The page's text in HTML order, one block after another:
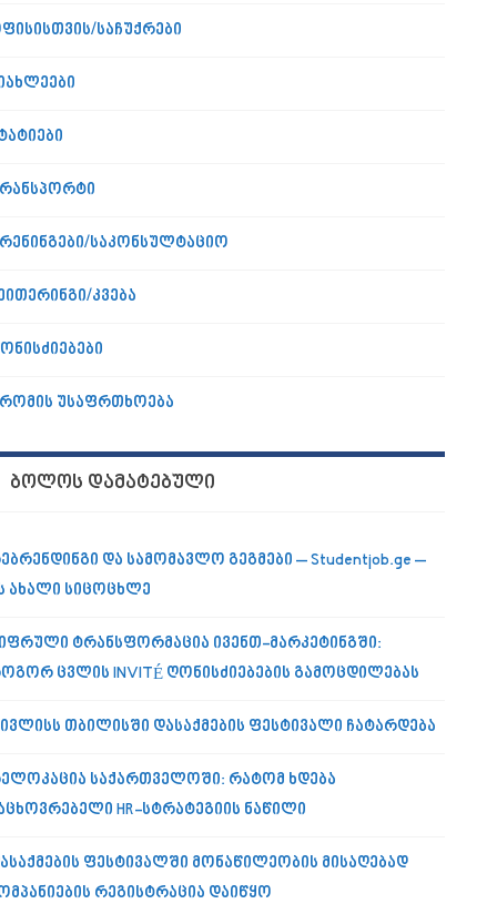
უალტერნატივო პლატფორმა საქართველოში”
საჩუქრები
საკონსულტაციო
კვება
უსაფრთხოება
ᲑᲝᲚᲝᲡ ᲓᲐᲛᲐᲢᲔᲑᲣᲚᲘ
და სამომავლო გეგმები – Studentjob.ge –
ახალი სიცოცხლე
ტრანსფორმაცია ივენთ-მარკეტინგში:
ცვლის INVITÉ ღონისძიებების გამოცდილებას
თბილისში დასაქმების ფესტივალი ჩატარდება
საქართველოში: რატომ ხდება
HR-სტრატეგიის ნაწილი
ფესტივალში მონაწილეობის მისაღებად
რეგისტრაცია დაიწყო